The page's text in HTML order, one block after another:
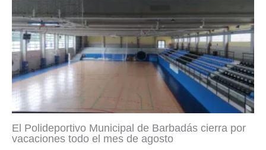
El Polideportivo Municipal de Barbadás cierra por
vacaciones todo el mes de agosto